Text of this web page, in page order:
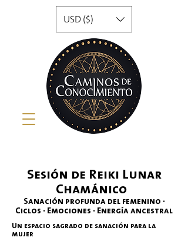
USD ($)
Sesión de Reiki Lunar
Chamánico
Sanación profunda del femenino ·
Ciclos · Emociones · Energía ancestral
Un espacio sagrado de sanación para la
mujer